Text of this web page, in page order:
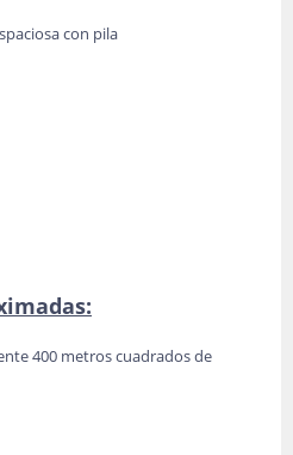
con pila
400 metros cuadrados de